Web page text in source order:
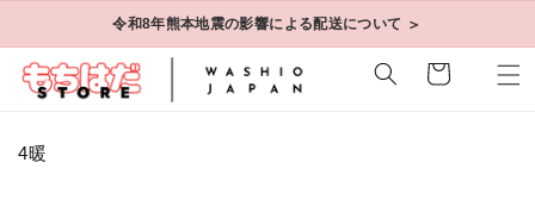
進む
令和8年熊本地震の影響による配送について ＞
カ
ー
コ
4暖